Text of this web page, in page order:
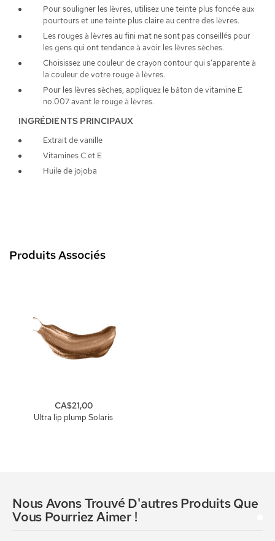
Pour souligner les lèvres, utilisez une teinte plus foncée aux
pourtours et une teinte plus claire au centre des lèvres.
Les rouges à lèvres au fini mat ne sont pas conseillés pour
les gens qui ont tendance à avoir les lèvres sèches.
Choisissez une couleur de crayon contour qui s’apparente à
la couleur de votre rouge à lèvres.
Pour les lèvres sèches, appliquez le bâton de vitamine E
no.007 avant le rouge à lèvres.
INGRÉDIENTS PRINCIPAUX
Extrait de vanille
Vitamines C et E
Huile de jojoba
Produits Associés
Ultra lip plump Solaris
CA$21,00
Nous Avons Trouvé D'autres Produits Que
Vous Pourriez Aimer !